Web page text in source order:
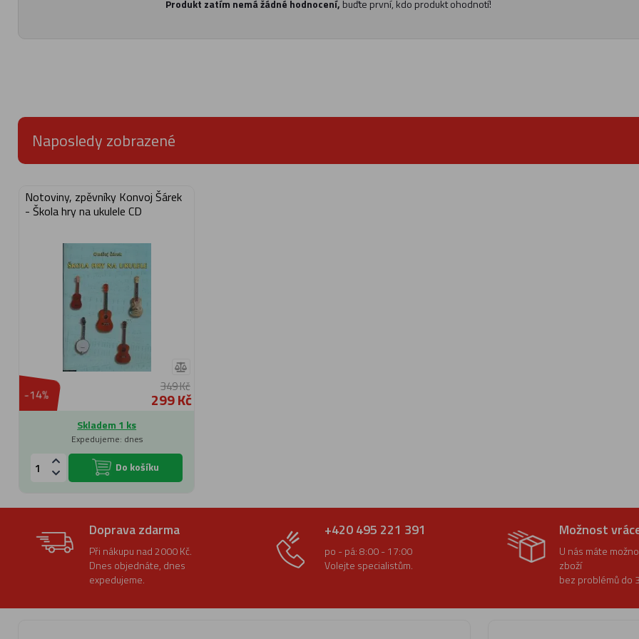
Produkt zatím nemá žádné hodnocení, buďte první, kdo produkt ohodnotí!
Naposledy zobrazené
Notoviny, zpěvníky Konvoj Šárek
- Škola hry na ukulele CD
-14% 349 Kč
299 Kč
Skladem 1 ks
Expedujeme: dnes
Do košíku
Doprava zdarma
Při nákupu nad 2000 Kč.
Dnes objednáte, dnes
expedujeme.
+420 495 221 391
po - pá: 8:00 - 17:00
Volejte specialistům.
Možnost
U nás máte
zboží
bez problémů do